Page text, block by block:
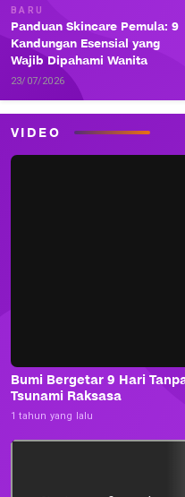
BARU
Panduan Skincare Pemula: 9
Kandungan Esensial yang
Wajib Dipahami Wanita
23/07/2026
VIDEO
Bumi Bergetar 9 Hari
Tsunami Raksasa
1 tahun yang lalu